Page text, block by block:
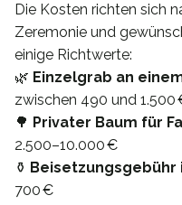
Die Kosten richten sich
Zeremonie und
einige Richtwerte:
🌿 Einzelgrab an
zwischen 490 und 1.500
🌳 Privater Baum für
2.500–10.000 €
⚱️ Beisetzungsgebühr
700 €